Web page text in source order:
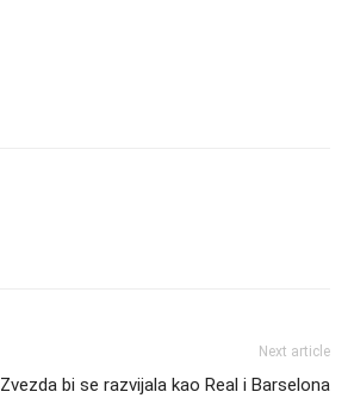
Next article
Zvezda bi se razvijala kao Real i Barselona